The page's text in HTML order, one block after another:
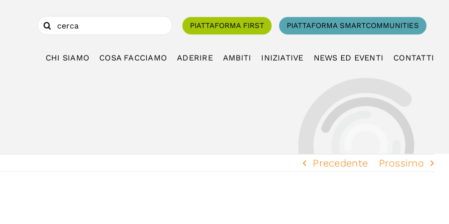
Cerca
per:
PIATTAFORMA FIRST PIATTAFORMA SMARTCOMMUNITIES
CHI SIAMO COSA FACCIAMO ADERIRE AMBITI INIZIATIVE NEWS ED EVENTI CONTATTI
Precedente Prossimo